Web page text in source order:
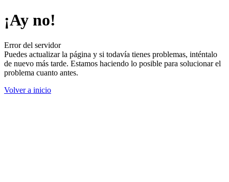
¡Ay no!
Error del servidor
Puedes actualizar la página y si todavía tienes problemas, inténtalo
de nuevo más tarde. Estamos haciendo lo posible para solucionar el
problema cuanto antes.
Volver a inicio